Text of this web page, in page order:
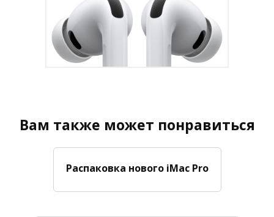
Вам также может понравиться
Распаковка нового iMac Pro